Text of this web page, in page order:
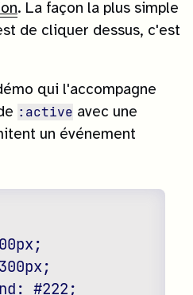
. La façon la plus simple
de cliquer dessus, c'est
qui l'accompagne
:active avec une
un événement